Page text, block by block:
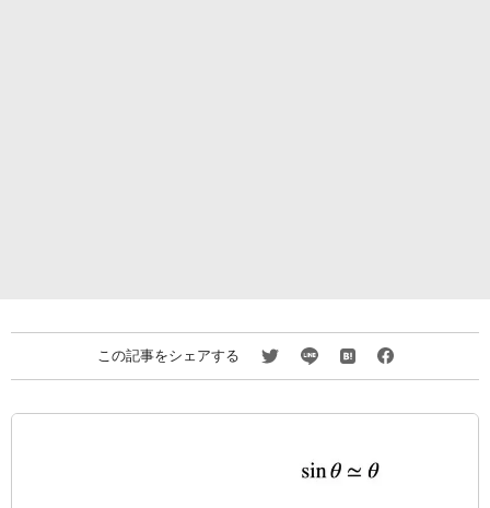
この記事をシェアする